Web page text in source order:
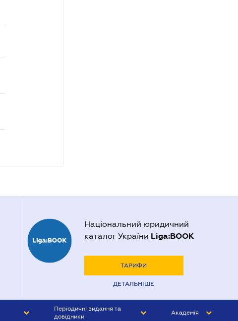
Національний юридичний
каталог України Liga:BOOK
ТАРИФИ
ДЕТАЛЬНІШЕ
Періодичні видання та
довідники
Академія